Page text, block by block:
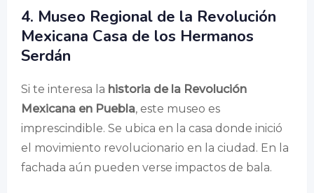
4. Museo Regional de la Revolución
Mexicana Casa de los Hermanos
Serdán
Si te interesa la historia de la Revolución
Mexicana en Puebla, este museo es
imprescindible. Se ubica en la casa donde inició
el movimiento revolucionario en la ciudad. En la
fachada aún pueden verse impactos de bala.